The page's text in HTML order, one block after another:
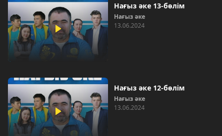
Нағыз әке 13-бөлім
Нағыз әке
13.06.2024
Нағыз әке 12-бөлім
Нағыз әке
13.06.2024